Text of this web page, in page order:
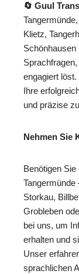
🔄 Guul
Klietz,
engagiert
Ihre
und präzise
Nehmen Sie
Benötigen
Tangermünde
Storkau,
Grobleben
bei uns, um
erhalten und
Unser
sprachlichen